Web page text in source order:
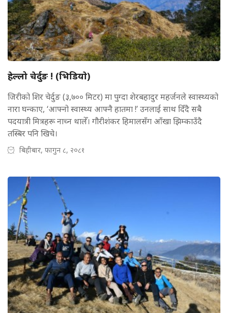
हेल्लो चेर्दुङ ! (भिडियाे)
जिरीको शिर चेर्दुङ (३,७०० मिटर) मा पुग्दा शेरबहादुर महर्जनले स्वास्थ्यको
नारा घन्काए, ‘आफ्नो स्वास्थ्य आफ्नै हातमा !’ उनलाई साथ दिँदै सबै
पदयात्री मित्रहरू नाच्न थालेँ। गौरीशंकर हिमालसँग आँखा झिम्काउँदै
तस्बिर पनि खिचे।
बिहीबार, फागुन ८, २०८१